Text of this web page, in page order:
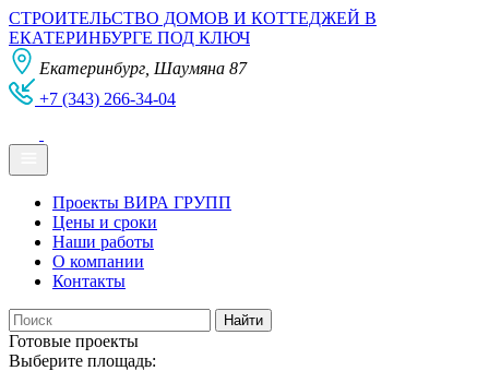
СТРОИТЕЛЬСТВО ДОМОВ И КОТТЕДЖЕЙ В
ЕКАТЕРИНБУРГЕ ПОД КЛЮЧ
Екатеринбург, Шаумяна 87
+7 (343) 266-34-04
Проекты ВИРА ГРУПП
Цены и сроки
Наши работы
О компании
Контакты
Готовые проекты
Выберите площадь: